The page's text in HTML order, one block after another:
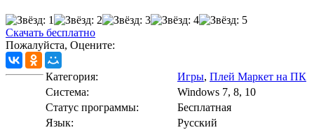
Скачать бесплатно
Пожалуйста, Оцените:
Категория: Игры, Плей Маркет на ПК
Cистема:
Windows 7, 8, 10
Статус программы:
Бесплатная
Язык:
Русский